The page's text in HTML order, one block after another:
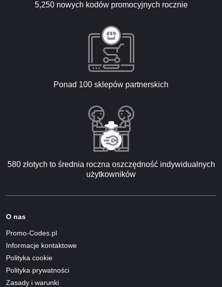
5,250 nowych kodów promocyjnych rocznie
Ponad 100 sklepów partnerskich
580 złotych to średnia roczna oszczędność indywidualnych
użytkowników
O nas
Promo-Codes.pl
Informacje kontaktowe
Polityka cookie
Polityka prywatności
Zasady i warunki